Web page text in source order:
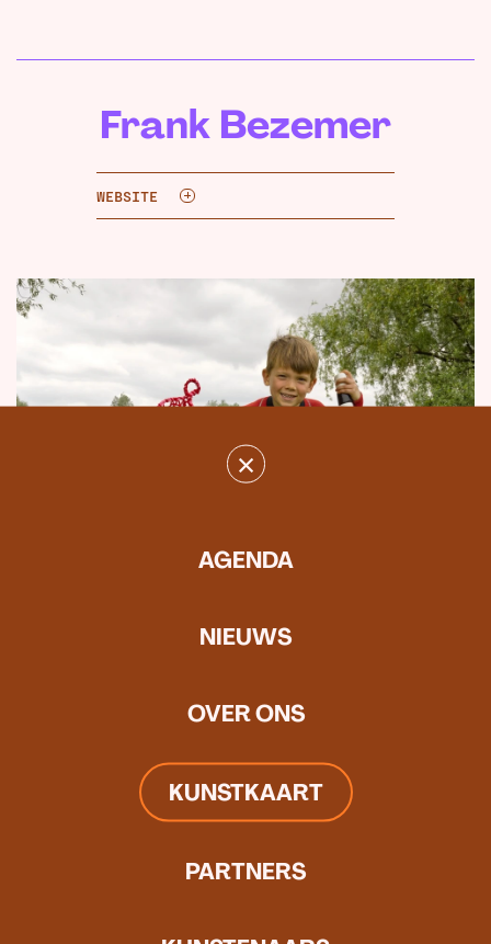
×
AGENDA
NIEUWS
OVER ONS
KUNSTKAART
PARTNERS
Frank Bezemer
WEBSITE